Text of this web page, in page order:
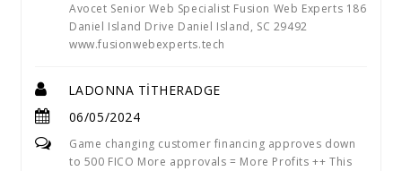
Avocet Senior Web Specialist Fusion Web Experts 186
Daniel Island Drive Daniel Island, SC 29492
www.fusionwebexperts.tech
LADONNA TITHERADGE
06/05/2024
Game changing customer financing approves down
to 500 FICO More approvals = More Profits ++ This